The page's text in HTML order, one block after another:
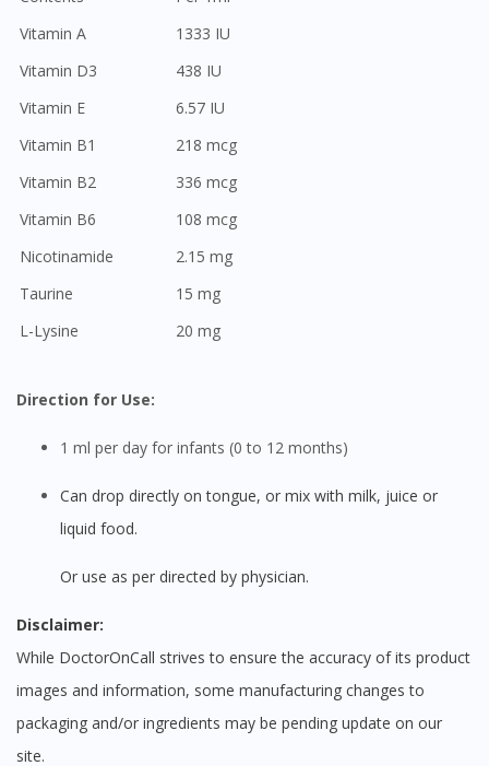
Vitamin A
1333 IU
Vitamin D3
438 IU
Vitamin E
6.57 IU
Vitamin B1
218 mcg
Vitamin B2
336 mcg
Vitamin B6
108 mcg
Nicotinamide
2.15 mg
Taurine
15 mg
L-Lysine
20 mg
Direction for Use:
1 ml per day for infants (0 to 12 months)
Can drop directly on tongue, or mix with milk, juice or
liquid food.
Or use as per directed by physician.
Disclaimer:
While DoctorOnCall strives to ensure the accuracy of its product
images and information, some manufacturing changes to
packaging and/or ingredients may be pending update on our
site.